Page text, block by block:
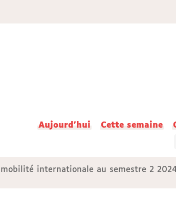
Aujourd'hui Cette semaine
internationale au semestre 2